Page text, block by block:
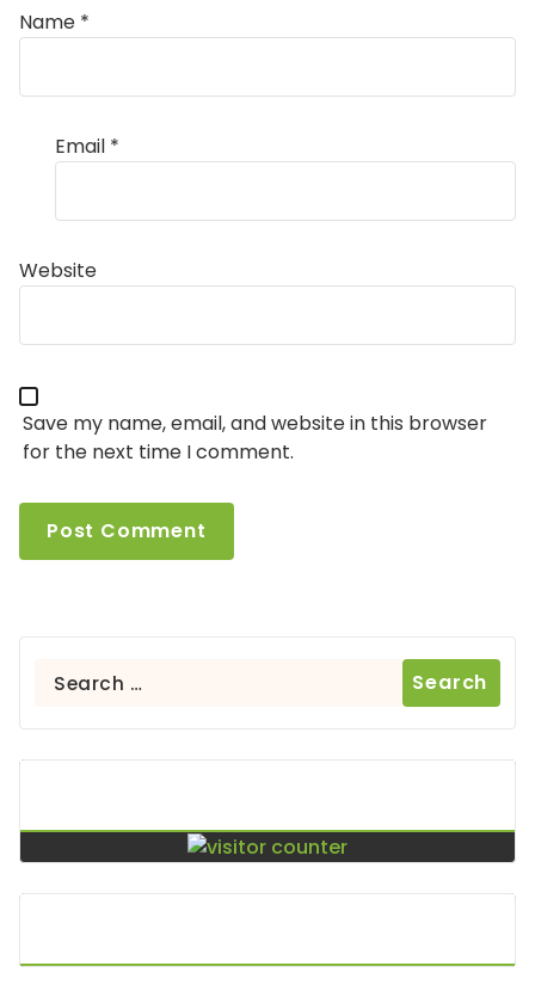
Name *
Email *
Website
Save my name, email, and website in this browser
for the next time I comment.
Search